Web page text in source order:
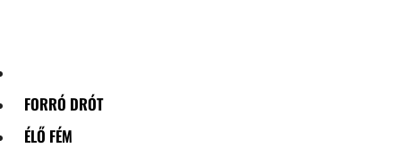
FORRÓ DRÓT
ÉLŐ FÉM